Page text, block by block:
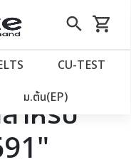
close
search
Skip
to
shopping_cart
รถเข็น
CU‑TEST
ม.ต้น(EP)
ำหรับ